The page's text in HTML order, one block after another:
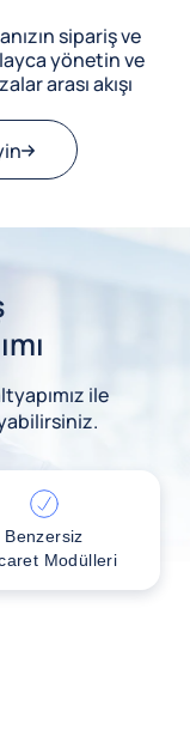
sipariş ve
yönetin ve
arası akışı
ile
Benzersiz
Modülleri